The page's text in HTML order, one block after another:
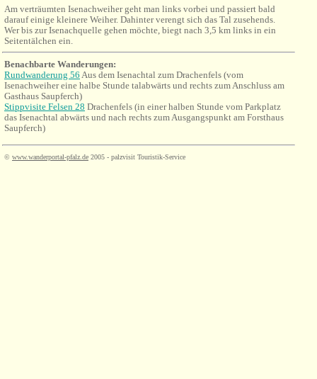
Am verträumten Isenachweiher geht man links vorbei und passiert bald
darauf einige kleinere Weiher. Dahinter verengt sich das Tal zusehends.
Wer bis zur Isenachquelle gehen möchte, biegt nach 3,5 km links in ein
Seitentälchen ein.
Benachbarte Wanderungen:
Rundwanderung 56 Aus dem Isenachtal zum Drachenfels (vom
Isenachweiher eine halbe Stunde talabwärts und rechts zum Anschluss am
Gasthaus Saupferch)
Stippvisite Felsen 28 Drachenfels (in einer halben Stunde vom Parkplatz
das Isenachtal abwärts und nach rechts zum Ausgangspunkt am Forsthaus
Saupferch)
© www.wanderportal-pfalz.de 2005 - palzvisit Touristik-Service